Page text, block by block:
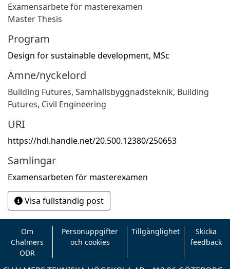
Examensarbete för masterexamen
Master Thesis
Program
Design for sustainable development, MSc
Ämne/nyckelord
Building Futures, Samhällsbyggnadsteknik, Building
Futures, Civil Engineering
URI
https://hdl.handle.net/20.500.12380/250653
Samlingar
Examensarbeten för masterexamen
Visa fullständig post
Om
Chalmers
ODR
Personuppgifter
och cookies
Tillgänglighet
Skicka
feedback